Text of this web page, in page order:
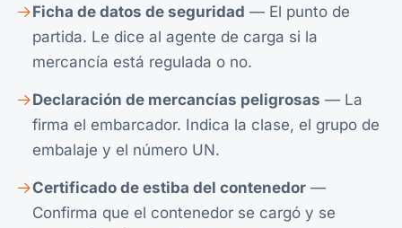
Ficha de datos de seguridad — El punto de
partida. Le dice al agente de carga si la
mercancía está regulada o no.
Declaración de mercancías peligrosas — La
firma el embarcador. Indica la clase, el grupo de
embalaje y el número UN.
Certificado de estiba del contenedor —
Confirma que el contenedor se cargó y se